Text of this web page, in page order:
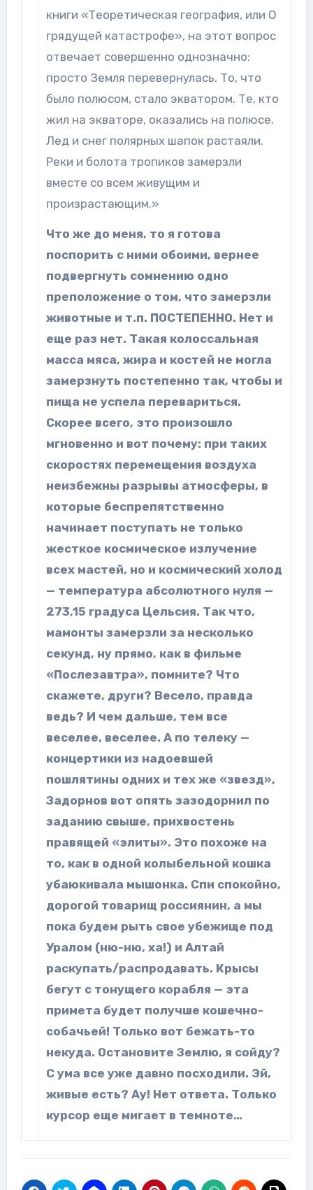
книги «Теоретическая география, или О
грядущей катастрофе», на этот вопрос
отвечает совершенно однозначно:
просто Земля перевернулась. То, что
было полюсом, стало экватором. Те, кто
жил на экваторе, оказались на полюсе.
Лед и снег полярных шапок растаяли.
Реки и болота тропиков замерзли
вместе со всем живущим и
произрастающим.»
Что же до меня, то я готова
поспорить с ними обоими, вернее
подвергнуть сомнению одно
преположение о том, что замерзли
животные и т.п. ПОСТЕПЕННО. Нет и
еще раз нет. Такая колоссальная
масса мяса, жира и костей не могла
замерзнуть постепенно так, чтобы и
пища не успела перевариться.
Скорее всего, это произошло
мгновенно и вот почему: при таких
скоростях перемещения воздуха
неизбежны разрывы атмосферы, в
которые беспрепятственно
начинает поступать не только
жесткое космическое излучение
всех мастей, но и космический холод
— температура абсолютного нуля —
273,15 градуса Цельсия. Так что,
мамонты замерзли за несколько
секунд, ну прямо, как в фильме
«Послезавтра», помните? Что
скажете, други? Весело, правда
ведь? И чем дальше, тем все
веселее, веселее. А по телеку —
концертики из надоевшей
пошлятины одних и тех же «звезд»,
Задорнов вот опять зазодорнил по
заданию свыше, прихвостень
правящей «элиты». Это похоже на
то, как в одной колыбельной кошка
убаюкивала мышонка. Спи спокойно,
дорогой товарищ россиянин, а мы
пока будем рыть свое убежище под
Уралом (ню-ню, ха!) и Алтай
раскупать/распродавать. Крысы
бегут с тонущего корабля — эта
примета будет получше кошечно-
собачьей! Только вот бежать-то
некуда. Остановите Землю, я сойду?
С ума все уже давно посходили. Эй,
живые есть? Ау! Нет ответа. Только
курсор еще мигает в темноте…